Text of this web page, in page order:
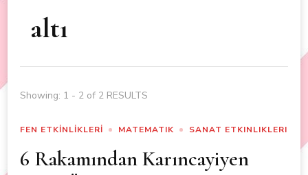
altı
Showing: 1 - 2 of 2 RESULTS
FEN ETKİNLİKLERİ MATEMATIK SANAT ETKINLIKLERI
6 Rakamından Karıncayiyen